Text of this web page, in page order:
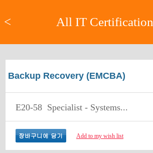
< All IT Certification
Backup Recovery (EMCBA)
E20-58 Specialist - Systems...
Add to my wish list